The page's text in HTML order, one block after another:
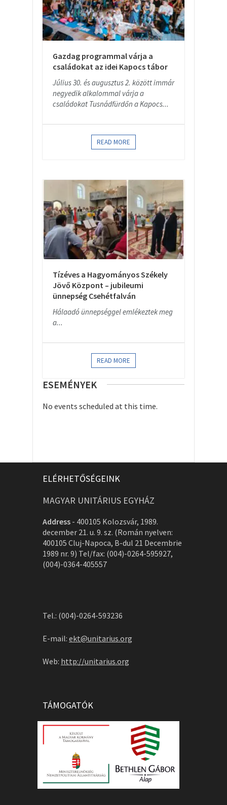
Gazdag programmal várja a
családokat az idei Kapocs tábor
Július 30. és augusztus 2. között immár
negyedik alkalommal várja a
családokat Tusnádfürdőn a Kapocs...
READ MORE
Tízéves a Hagyományos Székely
Jövő Központ – jubileumi
ünnepség Csehétfalván
Hálaadó ünnepséggel emlékeztek meg
a...
READ MORE
ESEMÉNYEK
No events scheduled at this time.
ELÉRHETŐSÉGEINK
MAGYAR UNITÁRIUS EGYHÁZ
Address - 400105 Kolozsvár, 1989.
december 21. u. 9. sz. (Román nyelven:
400105 Cluj-Napoca, B-dul 21 Decembrie
1989 nr. 9) Tel/fax: (004)-0264-595927,
(004)-0364-405557
Tel.: (004)-0264-593236
E-mail: ekt@unitarius.org
Web: http://unitarius.org
TÁMOGATÓK